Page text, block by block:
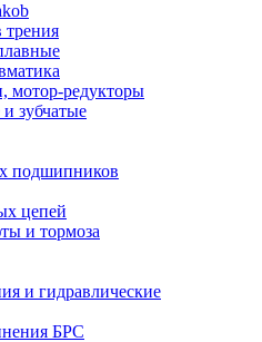
мотор-редукторы
зубчатые
подшипников
цепей
и тормоза
и гидравлические
БРС